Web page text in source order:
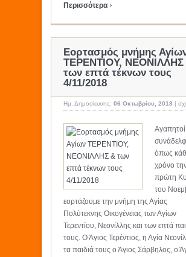
Περισσότερα ›
Εορτασμός μνήμης
ΤΕΡΕΝΤΙΟΥ, ΝΕΟΝΙΛΛΗΣ
των επτά τέκνων τους
4/11/2018
Ημ. Δημοσίευσης: 06 Οκτωβρίου, 2018 |
Αγαπητοί
όπως
χρόνο
πρώτη
του
εορτάζουμε την μνήμη της Αγίας
Πολύτεκνης Οικογένειας των Αγίων
Τερεντίου, Νεονίλλης και των επτά
τους. Ο Άγιος Τερέντιος, η Αγία
τα παιδιά τους ο Άγιος Σάρβηλος, ο